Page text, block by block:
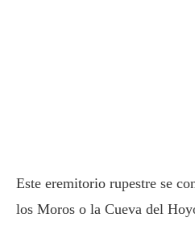
Este eremitorio rupestre se
los Moros o la Cueva del